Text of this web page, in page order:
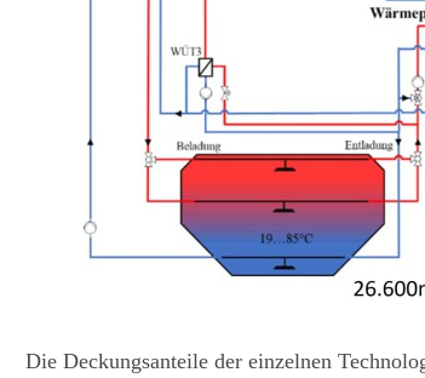
Die Deckungsanteile der einzelnen